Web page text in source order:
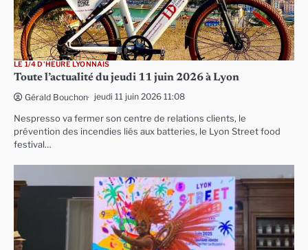
LE 1/4 D'HEURE LYONNAIS
Toute l’actualité du jeudi 11 juin 2026 à Lyon
Gérald Bouchon jeudi 11 juin 2026 11:08
Nespresso va fermer son centre de relations clients, le
prévention des incendies liés aux batteries, le Lyon Street food
festival…